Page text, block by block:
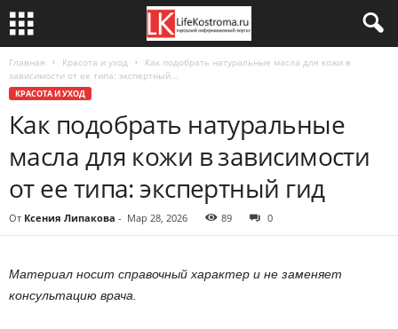
Главная Красота и уход
Как подобрать натуральные масла для кожи в
зависимости от ее типа: экспертный...
КРАСОТА И УХОД
Как подобрать натуральные
масла для кожи в зависимости
от ее типа: экспертный гид
От Ксения Липакова - Мар 28, 2026 89 0
Материал носит справочный характер и не заменяет
консультацию врача.